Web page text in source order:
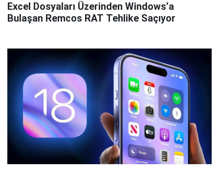
Excel Dosyaları Üzerinden Windows’a
Bulaşan Remcos RAT Tehlike Saçıyor